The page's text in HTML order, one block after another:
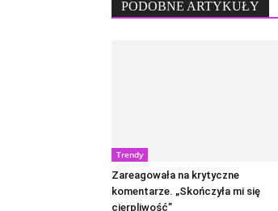
PODOBNE ARTYKUŁY
Trendy
Zareagowała na krytyczne
komentarze. „Skończyła mi się
cierpliwość”